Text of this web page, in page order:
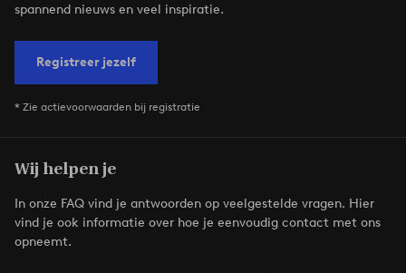
spannend nieuws en veel inspiratie.
Registreer jezelf
* Zie actievoorwaarden bij registratie
Wij helpen je
In onze FAQ vind je antwoorden op veelgestelde vragen. Hier
vind je ook informatie over hoe je eenvoudig contact met ons
opneemt.